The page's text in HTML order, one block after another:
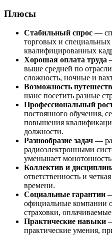
Плюсы
Стабильный спрос —
торговых и
квалифицированных
Хорошая оплата труда
выше средней по
сложность, ночные и
Возможность
шанс посетить разные
Профессиональный
постоянного обучения,
повышения
должности.
Разнообразие задач —
радиоэлектронными
уменьшает
Коллектив и
ответственность и
времени.
Социальные гарантии
официальные компании
страховки,
Практические навыки
практические умения,